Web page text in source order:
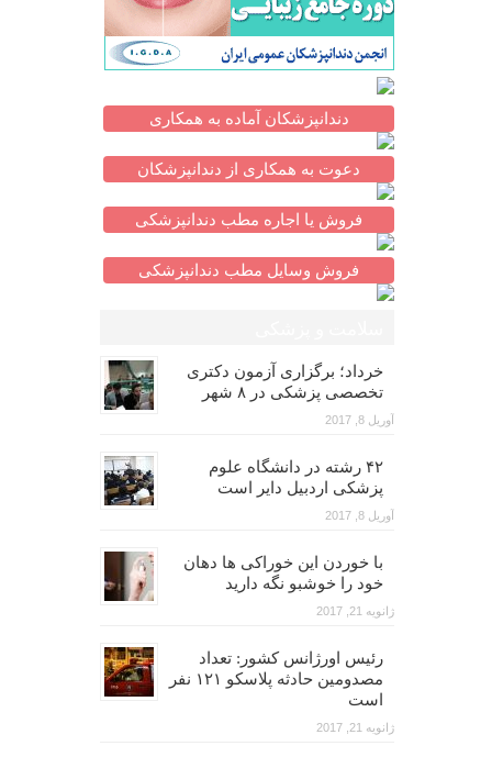
دندانپزشکان آماده به همکاری
دعوت به همکاری از دندانپزشکان
فروش یا اجاره مطب دندانپزشکی
فروش وسایل مطب دندانپزشکی
خرداد؛ برگزاری آزمون دکتری
تخصصی پزشکی در ۸ شهر
آوریل 8, 2017
۴۲ رشته در دانشگاه علوم
پزشکی اردبیل دایر است
آوریل 8, 2017
با خوردن این خوراکی ها دهان
خود را خوشبو نگه دارید
ژانویه 21, 2017
رئیس اورژانس کشور: تعداد
مصدومین حادثه پلاسکو ۱۲۱ نفر
است
ژانویه 21, 2017